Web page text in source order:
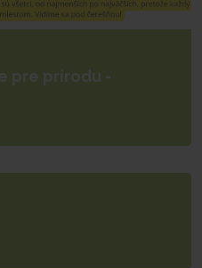
pre prírodu -